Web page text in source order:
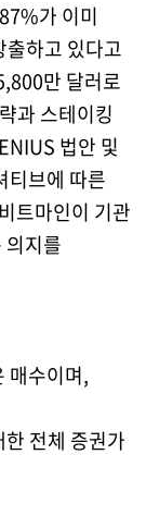
가 이미
하고 있다고
만 달러로
과 스테이킹
법안 및
티브에 따른
트마인이 기관
의지를
매수이며,
전체 증권가